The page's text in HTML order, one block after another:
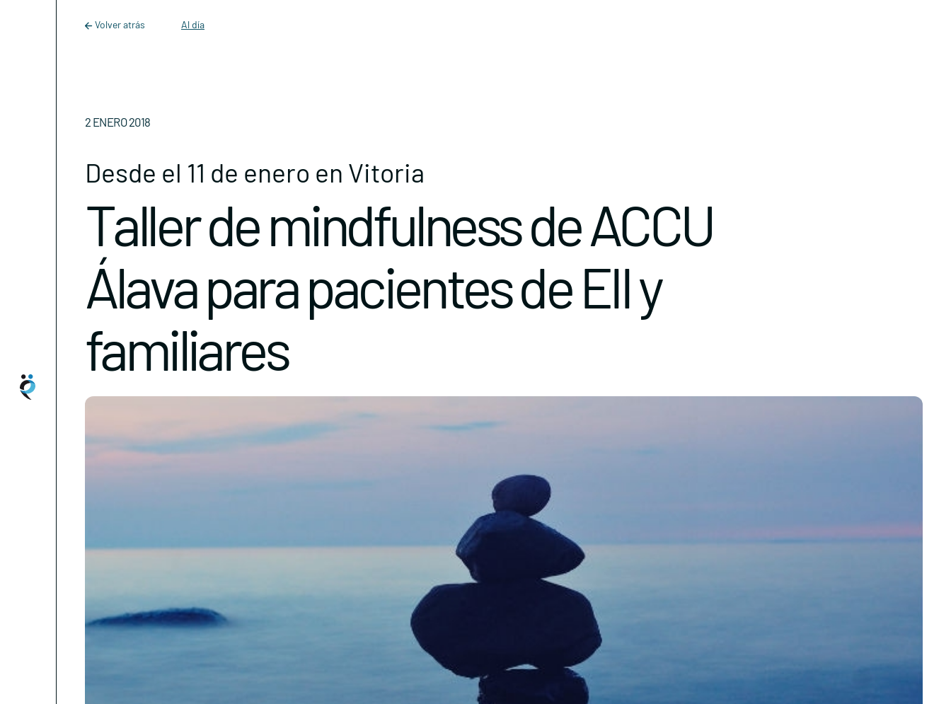
Main Navigation
Volver atrás Al día
2 ENERO 2018
Desde el 11 de enero en Vitoria
Taller de mindfulness de ACCU
Álava para pacientes de EII y
familiares